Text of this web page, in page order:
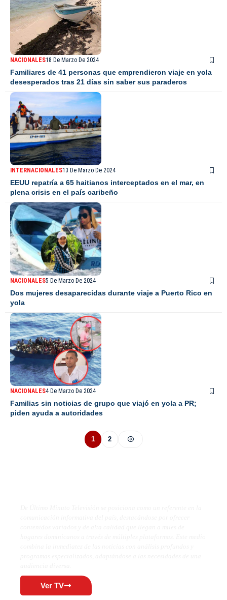
NACIONALES18 De Marzo De 2024
Familiares de 41 personas que emprendieron viaje en yola
desesperados tras 21 días sin saber sus paraderos
INTERNACIONALES13 De Marzo De 2024
EEUU repatría a 65 haitianos interceptados en el mar, en
plena crisis en el país caribeño
NACIONALES5 De Marzo De 2024
Dos mujeres desaparecidas durante viaje a Puerto Rico en
yola
NACIONALES4 De Marzo De 2024
Familias sin noticias de grupo que viajó en yola a PR;
piden ayuda a autoridades
1 2
Ver TV